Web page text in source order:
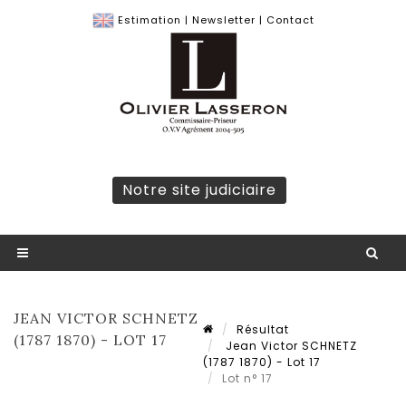
Estimation | Newsletter | Contact
Notre site judiciaire
JEAN VICTOR SCHNETZ
(1787 1870) - LOT 17
Résultat
Jean Victor SCHNETZ
(1787 1870) - Lot 17
Lot n° 17